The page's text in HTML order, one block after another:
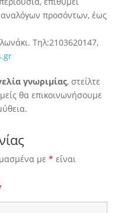
προσόντων, έως
Τηλ:2103620147,
γνωριμίας, στείλτε
θα επικοινωνήσουμε
με * είναι